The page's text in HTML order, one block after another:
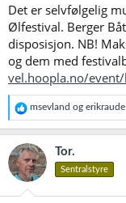
Det er selvfølgelig
Ølfestival. Berger
disposisjon. NB!
og dem med
vel.hoopla.no/
R
e
a
k
s
j
o
msevland og erikraude
Tor.
Sentralstyre